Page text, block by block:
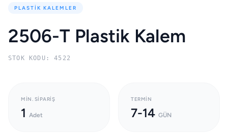
PLASTIK KALEMLER
2506-T Plastik Kalem
STOK KODU: 4522
MIN. SIPARIŞ
1 Adet
TERMIN
7-14 GÜN